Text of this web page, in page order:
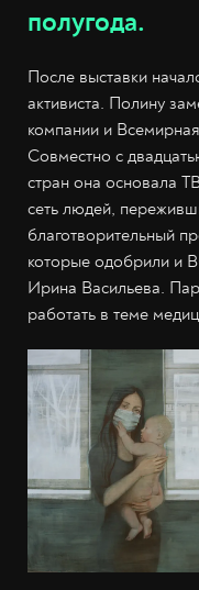
полугода.
После выставки
активиста. Полину
компании и
Совместно с
стран она основала
сеть людей,
благотворительный
которые одобрили и
Ирина Васильева.
работать в теме